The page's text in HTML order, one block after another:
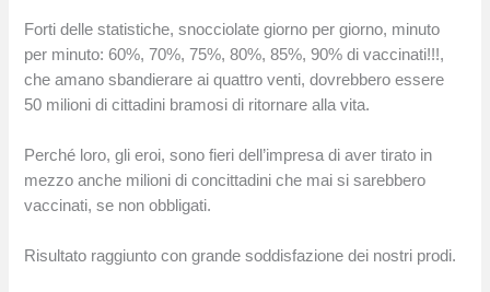
Forti delle statistiche, snocciolate giorno per giorno, minuto
per minuto: 60%, 70%, 75%, 80%, 85%, 90% di vaccinati!!!,
che amano sbandierare ai quattro venti, dovrebbero essere
50 milioni di cittadini bramosi di ritornare alla vita.
Perché loro, gli eroi, sono fieri dell’impresa di aver tirato in
mezzo anche milioni di concittadini che mai si sarebbero
vaccinati, se non obbligati.
Risultato raggiunto con grande soddisfazione dei nostri prodi.